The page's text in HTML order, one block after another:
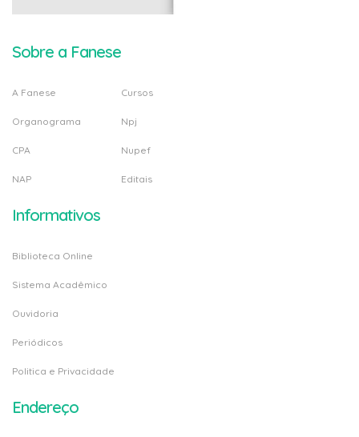
Sobre a Fanese
A Fanese
Organograma
CPA
NAP
Cursos
Npj
Nupef
Editais
Informativos
Biblioteca Online
Sistema Acadêmico
Ouvidoria
Periódicos
Politica e Privacidade
Endereço